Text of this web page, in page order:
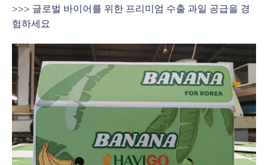
>>> 글로벌 바이어를 위한 프리미엄 수출 과일 공급을 경
험하세요